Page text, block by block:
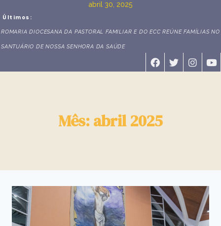
abril 30, 2025
Últimos:
ROMARIA DIOCESANA DA PASTORAL FAMILIAR E DO ECC REÚNE FAMÍLIAS NO
SANTUÁRIO DE NOSSA SENHORA DA SAÚDE
Mês: abril 2025